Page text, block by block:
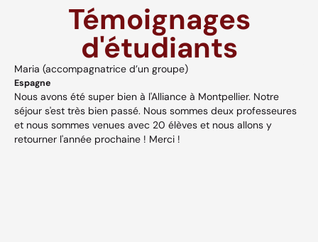
Témoignages
d'étudiants
Maria (accompagnatrice d’un groupe)
Espagne
Nous avons été super bien à l'Alliance à Montpellier. Notre
séjour s'est très bien passé. Nous sommes deux professeures
et nous sommes venues avec 20 élèves et nous allons y
retourner l'année prochaine ! Merci !